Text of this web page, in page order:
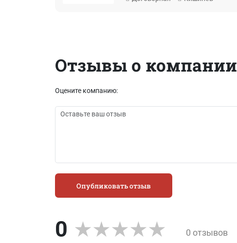
Отзывы о компании
Оцените компанию:
Опубликовать отзыв
0 0 отзывов